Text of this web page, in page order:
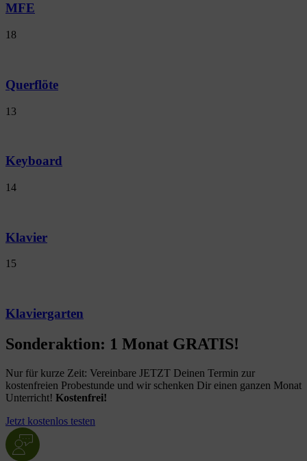
MFE
18
Querflöte
13
Keyboard
14
Klavier
15
Klaviergarten
Sonderaktion: 1 Monat GRATIS!
Nur für kurze Zeit: Vereinbare JETZT Deinen Termin zur
kostenfreien Probestunde und wir schenken Dir einen ganzen Monat
Unterricht! Kostenfrei!
Jetzt kostenlos testen